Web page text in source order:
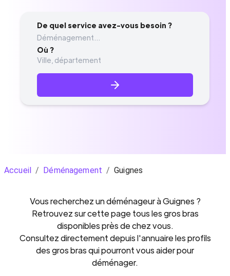
De quel service avez-vous besoin ?
Déménagement...
Où ?
Accueil / Déménagement / Guignes
Vous recherchez undéménageuràGuignes ?
Retrouvez sur cette page tous les gros bras
disponibles près de chez vous.
Consultez directement depuis l'annuaire les profils
des gros bras qui pourront vous aider pour
déménager.